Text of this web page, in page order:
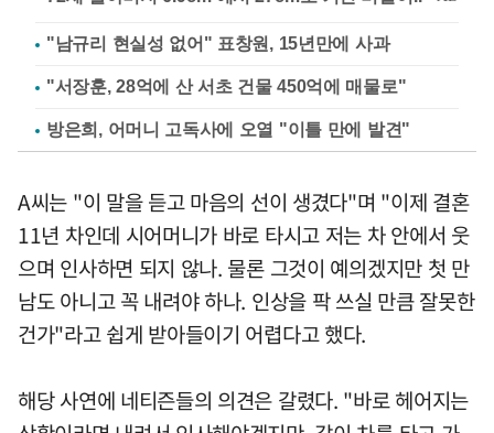
"남규리 현실성 없어" 표창원, 15년만에 사과
"서장훈, 28억에 산 서초 건물 450억에 매물로"
방은희, 어머니 고독사에 오열 "이틀 만에 발견"
A씨는 "이 말을 듣고 마음의 선이 생겼다"며 "이제 결혼
11년 차인데 시어머니가 바로 타시고 저는 차 안에서 웃
으며 인사하면 되지 않나. 물론 그것이 예의겠지만 첫 만
남도 아니고 꼭 내려야 하나. 인상을 팍 쓰실 만큼 잘못한
건가"라고 쉽게 받아들이기 어렵다고 했다.
해당 사연에 네티즌들의 의견은 갈렸다. "바로 헤어지는